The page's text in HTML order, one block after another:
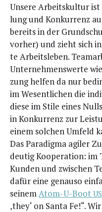
Unse­re Arbeits­kul­tur
lung und Kon­kur­renz
bereits in der
vor­her) und zieht sich
te Arbeits­le­ben.
Unter­neh­mens­wer­te
zung hel­fen da nur
im Wesent­li­chen die
die­se im Sti­le eines
in Kon­kur­renz zur
einem sol­chen Umfeld
Das Para­dig­ma agi­ler
deu­tig Koope­ra­ti­on: im
Kun­den und zwi­schen
dafür eine genau­so
sei­nemAtom-U-Boot
‚they‘ on San­ta Fe!“.